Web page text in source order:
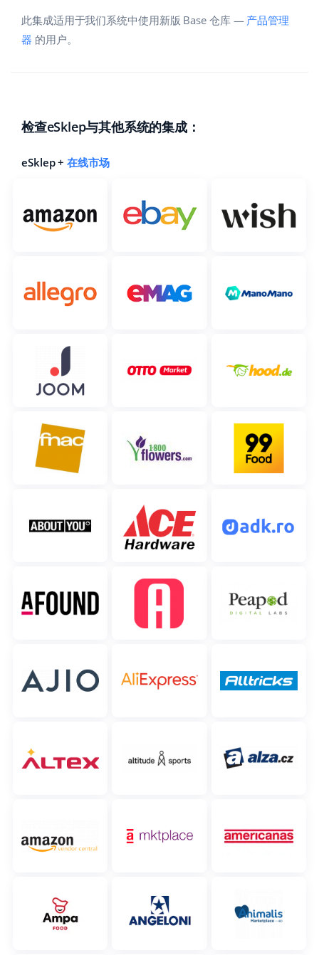
此集成适用于我们系统中使用新版 Base 仓库 — 产品管理
器 的用户。
检查eSklep与其他系统的集成：
eSklep +在线市场